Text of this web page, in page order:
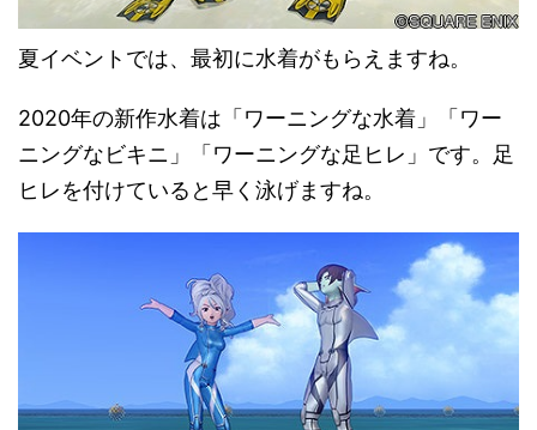
夏イベントでは、最初に水着がもらえますね。
2020年の新作水着は「ワーニングな水着」「ワー
ニングなビキニ」「ワーニングな足ヒレ」です。足
ヒレを付けていると早く泳げますね。